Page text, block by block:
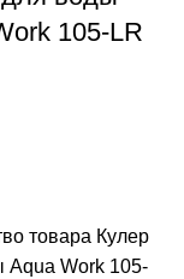
105-LR
товара Кулер
Aqua Work 105-